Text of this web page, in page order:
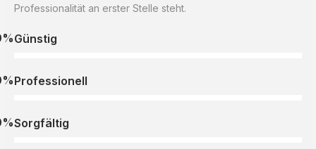
Professionalität an erster Stelle steht.
Günstig
Professionell
Sorgfältig